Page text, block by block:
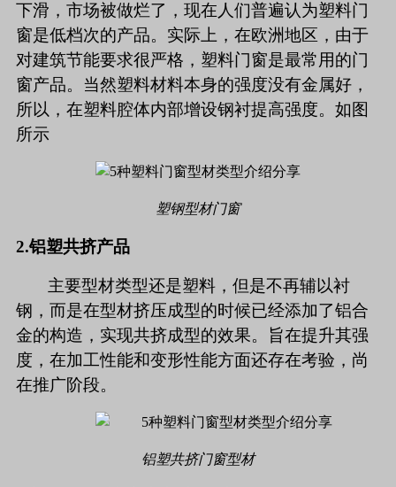
下滑，市场被做烂了，现在人们普遍认为塑料门
窗是低档次的产品。实际上，在欧洲地区，由于
对建筑节能要求很严格，塑料门窗是最常用的门
窗产品。当然塑料材料本身的强度没有金属好，
所以，在塑料腔体内部增设钢衬提高强度。如图
所示
塑钢型材门窗
2.铝塑共挤产品
主要型材类型还是塑料，但是不再辅以衬
钢，而是在型材挤压成型的时候已经添加了铝合
金的构造，实现共挤成型的效果。旨在提升其强
度，在加工性能和变形性能方面还存在考验，尚
在推广阶段。
铝塑共挤门窗型材